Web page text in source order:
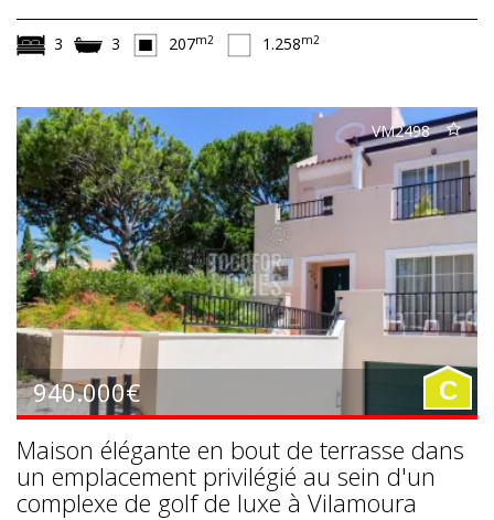
3 3 207m2 1.258m2
VM2498
940.000€ C
Maison élégante en bout de terrasse dans
un emplacement privilégié au sein d'un
complexe de golf de luxe à Vilamoura